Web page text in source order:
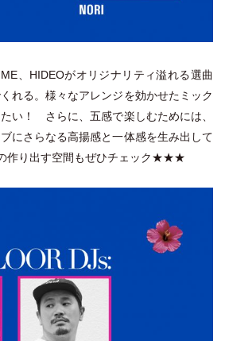
、HIDEOがオリジナリティ溢れる選曲
れる。様々なアレンジを効かせたミック
い！ さらに、五感で楽しむためには、
にさらなる高揚感と一体感を生み出して
作り出す空間もぜひチェック★★★